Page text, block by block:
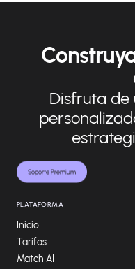
Soporte Premium
Disfruta de
PLATAFORMA
Inicio
Tarifas
Match AI